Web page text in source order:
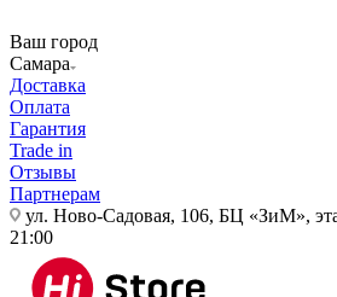
Ваш город
Самара
Доставка
Оплата
Гарантия
Trade in
Отзывы
Партнерам
ул. Ново-Садовая, 106, БЦ «ЗиМ»,
21:00